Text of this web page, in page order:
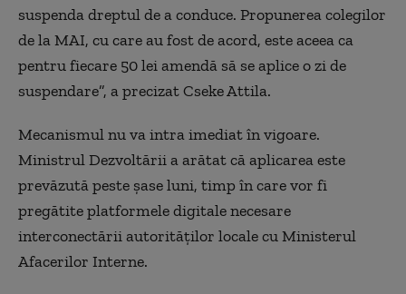
suspenda dreptul de a conduce. Propunerea colegilor
de la MAI, cu care au fost de acord, este aceea ca
pentru fiecare 50 lei amendă să se aplice o zi de
suspendare”, a precizat Cseke Attila.
Mecanismul nu va intra imediat în vigoare.
Ministrul Dezvoltării a arătat că aplicarea este
prevăzută peste șase luni, timp în care vor fi
pregătite platformele digitale necesare
interconectării autorităților locale cu Ministerul
Afacerilor Interne.